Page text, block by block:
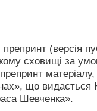
(версія
сховищі за
матеріалу,
», що видається
Шевченка».